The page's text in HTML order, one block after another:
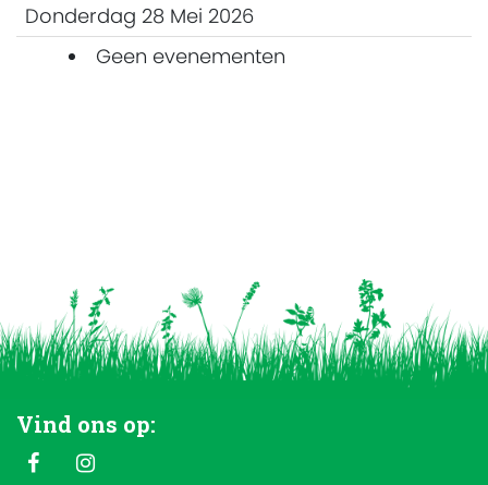
Donderdag 28 Mei 2026
Geen evenementen
Vind ons op: